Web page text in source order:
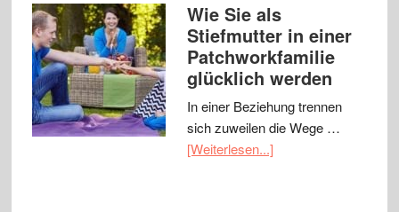
Wie Sie als
Stiefmutter in einer
Patchworkfamilie
glücklich werden
In einer Beziehung trennen
sich zuweilen die Wege …
[Weiterlesen...]